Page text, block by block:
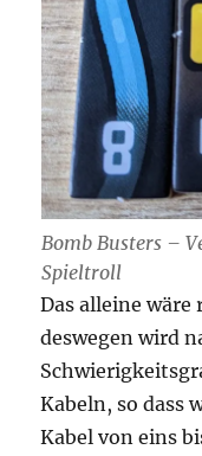
Bomb Busters –
Spieltroll
Das alleine
deswegen wird
Kabeln, so dass
Kabel von eins